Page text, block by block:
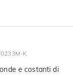
K
e costanti di